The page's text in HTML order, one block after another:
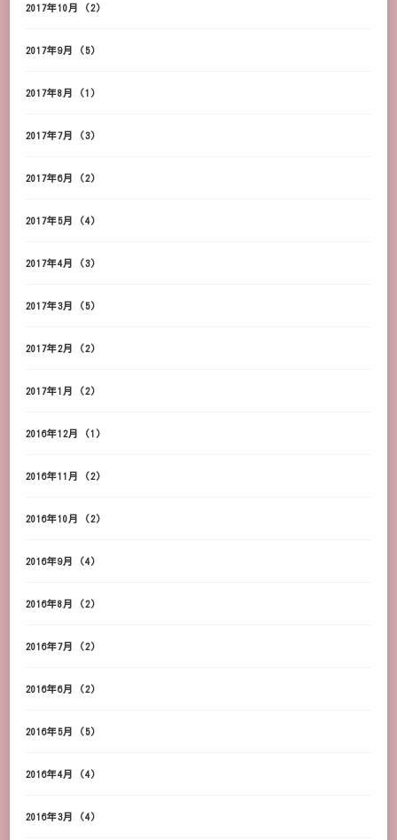
2017年10月 (2)
2017年9月 (5)
2017年8月 (1)
2017年7月 (3)
2017年6月 (2)
2017年5月 (4)
2017年4月 (3)
2017年3月 (5)
2017年2月 (2)
2017年1月 (2)
2016年12月 (1)
2016年11月 (2)
2016年10月 (2)
2016年9月 (4)
2016年8月 (2)
2016年7月 (2)
2016年6月 (2)
2016年5月 (5)
2016年4月 (4)
2016年3月 (4)